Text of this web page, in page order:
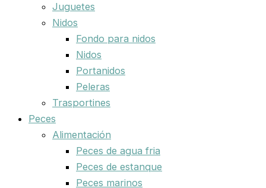
Juguetes
Nidos
Fondo para nidos
Nidos
Portanidos
Peleras
Trasportines
Peces
Alimentación
Peces de agua fria
Peces de estanque
Peces marinos